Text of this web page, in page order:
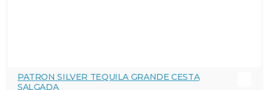
PATRON SILVER TEQUILA GRANDE CESTA
SALGADA